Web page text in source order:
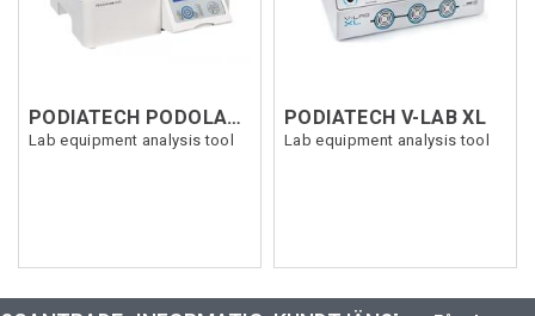
PODIATECH PODOLAB 2
Lab equipment analysis tool
PODIATECH V-LAB XL
Lab equipment analysis tool